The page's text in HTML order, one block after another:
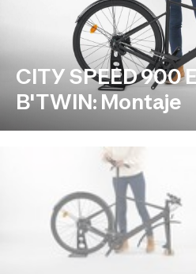
CITY SPEED 900
B'TWIN: Montaje